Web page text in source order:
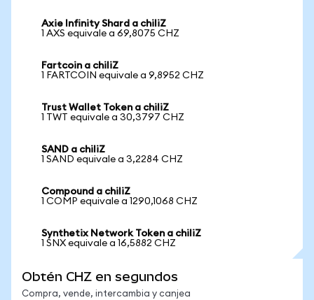
Axie Infinity Shard a chiliZ
1 AXS equivale a 69,8075 CHZ
Fartcoin a chiliZ
1 FARTCOIN equivale a 9,8952 CHZ
Trust Wallet Token a chiliZ
1 TWT equivale a 30,3797 CHZ
SAND a chiliZ
1 SAND equivale a 3,2284 CHZ
Compound a chiliZ
1 COMP equivale a 1290,1068 CHZ
Synthetix Network Token a chiliZ
1 SNX equivale a 16,5882 CHZ
Obtén CHZ en segundos
Compra, vende, intercambia y canjea